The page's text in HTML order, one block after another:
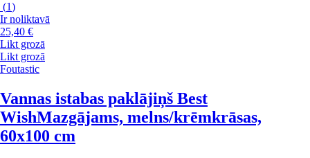
(1)
Ir noliktavā
25,40 €
Likt grozā
Likt grozā
Foutastic
Vannas istabas paklājiņš Best
WishMazgājams, melns/krēmkrāsas,
60x100 cm